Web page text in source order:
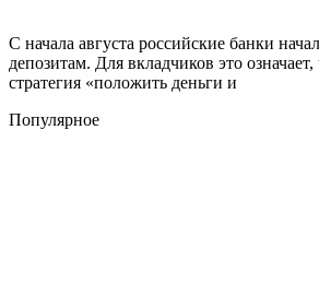
С начала августа российские банки
депозитам. Для вкладчиков это
стратегия «положить деньги и
Популярное